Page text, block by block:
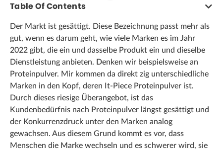
Table Of Contents
Der Markt ist gesättigt. Diese Bezeichnung passt mehr als
gut, wenn es darum geht, wie viele Marken es im Jahr
2022 gibt, die ein und dasselbe Produkt ein und dieselbe
Dienstleistung anbieten. Denken wir beispielsweise an
Proteinpulver. Mir kommen da direkt zig unterschiedliche
Marken in den Kopf, deren It-Piece Proteinpulver ist.
Durch dieses riesige Überangebot, ist das
Kundenbedürfnis nach Proteinpulver längst gesättigt und
der Konkurrenzdruck unter den Marken analog
gewachsen. Aus diesem Grund kommt es vor, dass
Menschen die Marke wechseln und es schwerer wird, sie